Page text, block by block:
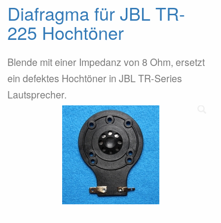
Diafragma für JBL TR-
225 Hochtöner
Blende mit einer Impedanz von 8 Ohm, ersetzt
ein defektes Hochtöner in JBL TR-Series
Lautsprecher.